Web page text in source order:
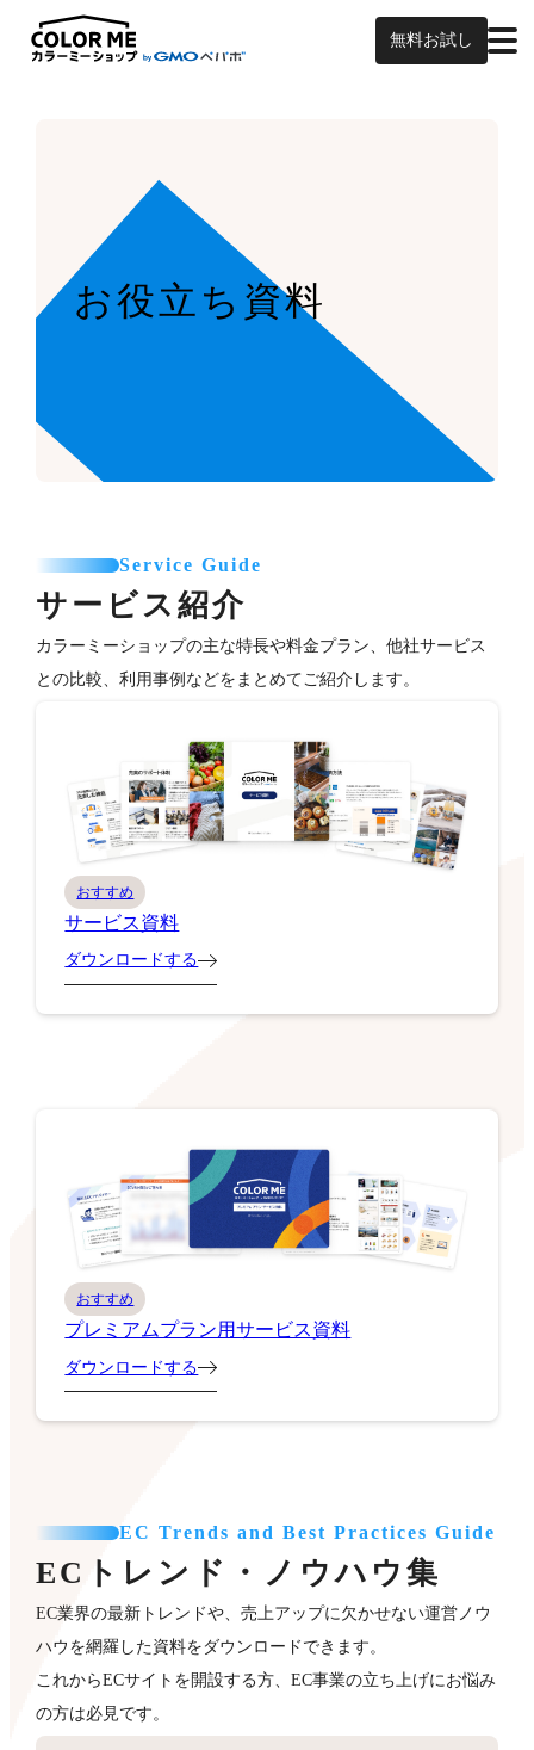
無料お試し
お役立ち資料
Service Guide
サービス紹介
カラーミーショップの主な特長や料金プラン、他社サービス
との比較、利用事例などをまとめてご紹介します。
おすすめ
サービス資料
ダウンロードする
おすすめ
プレミアムプラン用サービス資料
ダウンロードする
EC Trends and Best Practices Guide
ECトレンド・ノウハウ集
EC業界の最新トレンドや、売上アップに欠かせない運営ノウ
ハウを網羅した資料をダウンロードできます。
これからECサイトを開設する方、EC事業の立ち上げにお悩み
の方は必見です。